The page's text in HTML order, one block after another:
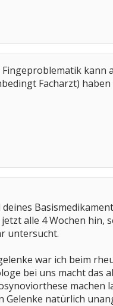
kann
Facharzt)
alle 4 Wochen
untersucht.
war ich beim
bei uns macht das
machen
Gelenke natürlich